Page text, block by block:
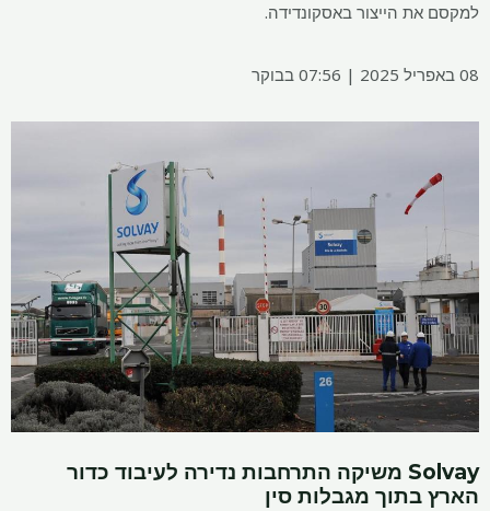
למקסם את הייצור באסקונדידה.
08 באפריל 2025 | 07:56 בבוקר
Solvay משיקה התרחבות נדירה לעיבוד כדור
הארץ בתוך מגבלות סין